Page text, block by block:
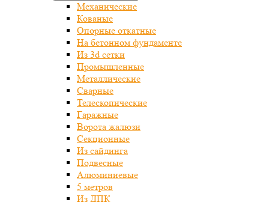
Механические
Кованые
Опорные откатные
На бетонном фундаменте
Из 3d сетки
Промышленные
Металлические
Сварные
Телескопические
Гаражные
Ворота жалюзи
Секционные
Из сайдинга
Подвесные
Алюминиевые
5 метров
Из ДПК